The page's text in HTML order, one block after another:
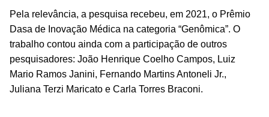
Pela relevância, a pesquisa recebeu, em 2021, o Prêmio
Dasa de Inovação Médica na categoria “Genômica”. O
trabalho contou ainda com a participação de outros
pesquisadores: João Henrique Coelho Campos, Luiz
Mario Ramos Janini, Fernando Martins Antoneli Jr.,
Juliana Terzi Maricato e Carla Torres Braconi.